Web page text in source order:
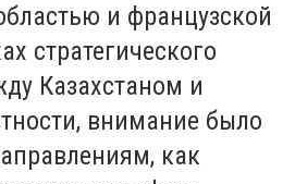
и французской
стратегического
Казахстаном и
внимание было
как